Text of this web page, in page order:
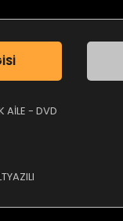
AİLE - DVD